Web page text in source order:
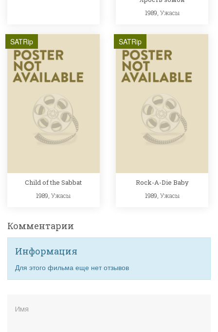
1989, Ужасы
SATRip
Child of the Sabbat
1989,Ужасы
SATRip
Rock-A-Die Baby
1989, Ужасы
Комментарии
Информация
Для этого фильма еще нет отзывов